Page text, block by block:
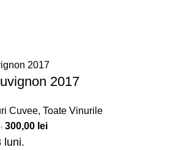
2017
Cuvee, Toate Vinurile
300,00 lei
luni.